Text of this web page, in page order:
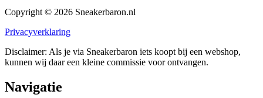
Copyright © 2026 Sneakerbaron.nl
Privacyverklaring
Disclaimer: Als je via Sneakerbaron iets koopt bij een webshop,
kunnen wij daar een kleine commissie voor ontvangen.
Navigatie